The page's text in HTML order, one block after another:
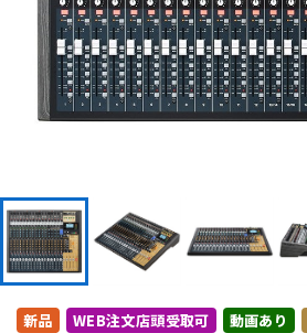
アンプ
DTM オンライン納品
配信/ライブ機器
新品 WEB注文店頭受取可 動画あり